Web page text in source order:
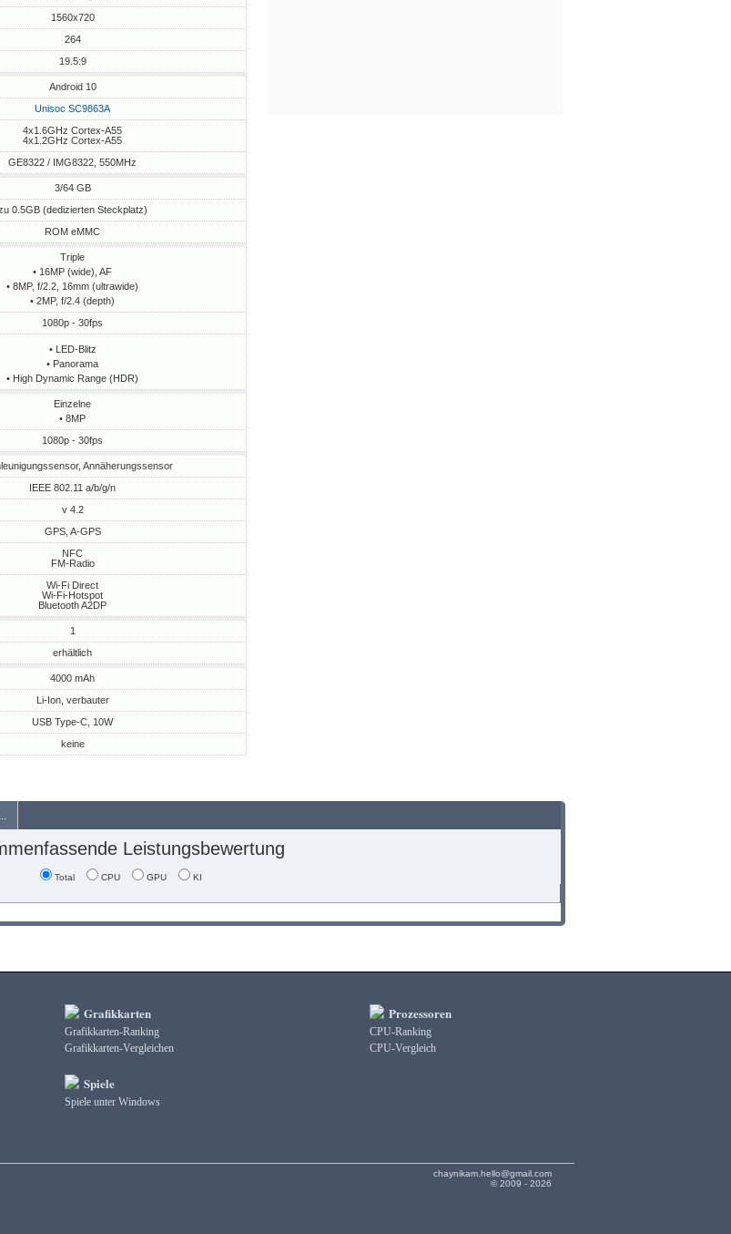
1560x720
264
19.5:9
Android 10
Unisoc SC9863A
4x1.6GHz Cortex-A55
4x1.2GHz Cortex-A55
GE8322 / IMG8322, 550MHz
3/64 GB
0.5GB (dedizierten Steckplatz)
ROM eMMC
Triple
• 16MP (wide), AF
• 8MP, f/2.2, 16mm (ultrawide)
• 2MP, f/2.4 (depth)
1080p - 30fps
• LED-Blitz
• Panorama
• High Dynamic Range (HDR)
Einzelne
• 8MP
1080p - 30fps
Annäherungssensor
IEEE 802.11 a/b/g/n
v 4.2
GPS, A-GPS
NFC
FM-Radio
Wi-Fi Direct
Wi-Fi-Hotspot
Bluetooth A2DP
1
erhältlich
4000 mAh
Li-Ion, verbauter
USB Type-C, 10W
keine
Leistungsbewertung
Total CPU GPU KI
Grafikkarten
Grafikkarten-Ranking
Grafikkarten-Vergleichen
Spiele
Spiele unter Windows
Prozessoren
CPU-Ranking
CPU-Vergleich
chaynikam.hello@gmail.com
© 2009 - 2026